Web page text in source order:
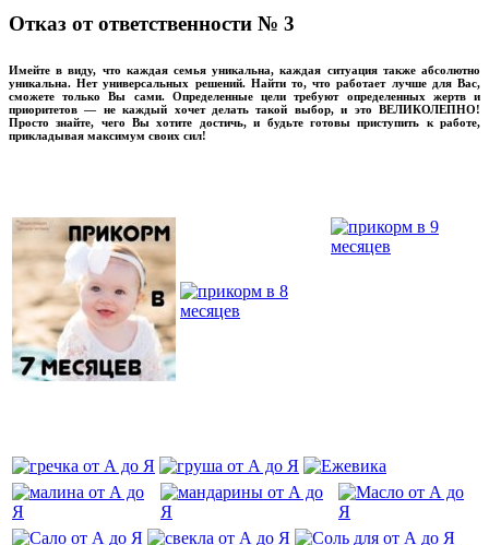
Отказ от ответственности № 3
Имейте в виду, что каждая семья уникальна, каждая ситуация также абсолютно
уникальна. Нет универсальных решений. Найти то, что работает лучше для Вас,
сможете только Вы сами. Определенные цели требуют определенных жертв и
приоритетов — не каждый хочет делать такой выбор, и это ВЕЛИКОЛЕПНО!
Просто знайте, чего Вы хотите достичь, и будьте готовы приступить к работе,
прикладывая максимум своих сил!